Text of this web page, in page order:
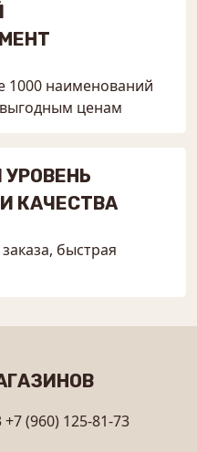
1000 наименований
ценам
КАЧЕСТВА
быстрая
+7 (960) 125-81-73